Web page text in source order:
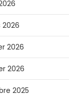
2026
2026
2025